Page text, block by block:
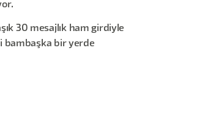
30 mesajlık ham girdiyle
bambaşka bir yerde